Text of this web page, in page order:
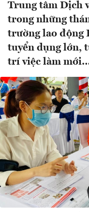
Trung tâm Dịch
trong những
trường lao động
tuyển dụng lớn,
trí việc làm